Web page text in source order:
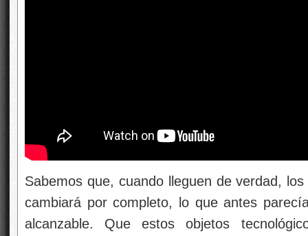
Sabemos que, cuando lleguen de verdad,
cambiará por completo, lo que antes
alcanzable. Que estos objetos